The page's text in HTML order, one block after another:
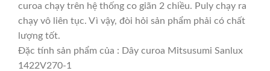
curoa chạy trên hệ thống co giãn 2 chiều. Puly chạy ra
chạy vô liên tục. Vì vậy, đòi hỏi sản phẩm phải có chất
lượng tốt.
Đặc tính sản phẩm của : Dây curoa Mitsusumi Sanlux
1422V270-1